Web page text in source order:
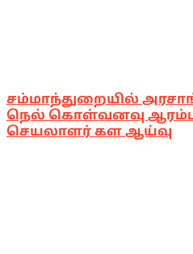
சம்மாந்துறையில்
நெல் கொள்வனவு
செயலாளர் கள ஆய்வு